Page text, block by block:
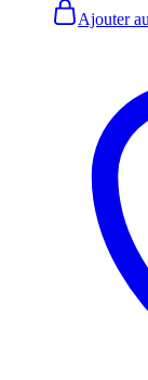
Ajouter